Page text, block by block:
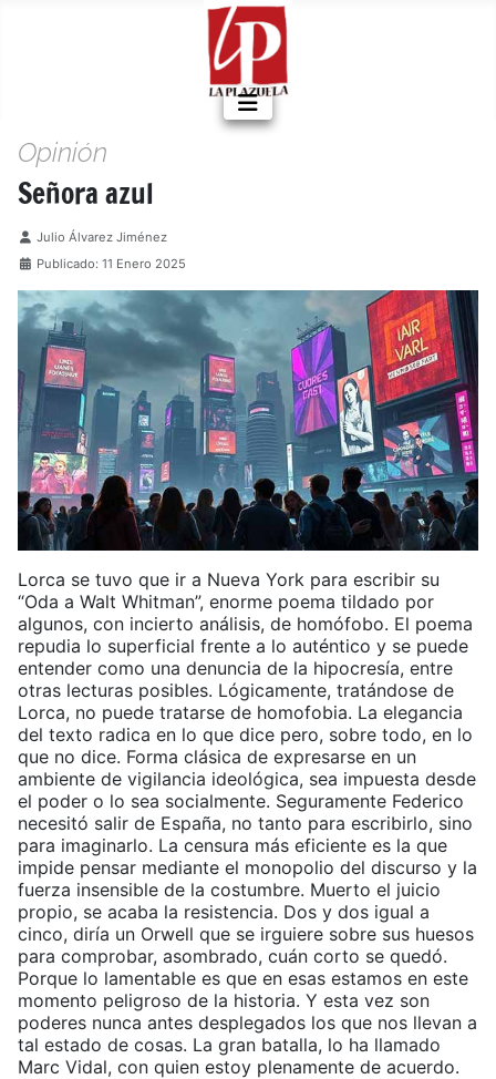
Opinión
Señora azul
Detalles
Julio Álvarez Jiménez
Publicado: 11 Enero 2025
Lorca se tuvo que ir a Nueva York para escribir su
“Oda a Walt Whitman”, enorme poema tildado por
algunos, con incierto análisis, de homófobo. El poema
repudia lo superficial frente a lo auténtico y se puede
entender como una denuncia de la hipocresía, entre
otras lecturas posibles. Lógicamente, tratándose de
Lorca, no puede tratarse de homofobia. La elegancia
del texto radica en lo que dice pero, sobre todo, en lo
que no dice. Forma clásica de expresarse en un
ambiente de vigilancia ideológica, sea impuesta desde
el poder o lo sea socialmente. Seguramente Federico
necesitó salir de España, no tanto para escribirlo, sino
para imaginarlo. La censura más eficiente es la que
impide pensar mediante el monopolio del discurso y la
fuerza insensible de la costumbre. Muerto el juicio
propio, se acaba la resistencia. Dos y dos igual a
cinco, diría un Orwell que se irguiere sobre sus huesos
para comprobar, asombrado, cuán corto se quedó.
Porque lo lamentable es que en esas estamos en este
momento peligroso de la historia. Y esta vez son
poderes nunca antes desplegados los que nos llevan a
tal estado de cosas. La gran batalla, lo ha llamado
Marc Vidal, con quien estoy plenamente de acuerdo.